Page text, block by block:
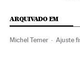
ARQUIVADO EM
Michel Temer Ajuste